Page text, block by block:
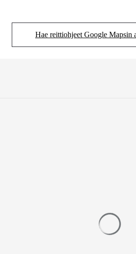
Hae reittiohjeet Google Mapsin
(Aukeaa